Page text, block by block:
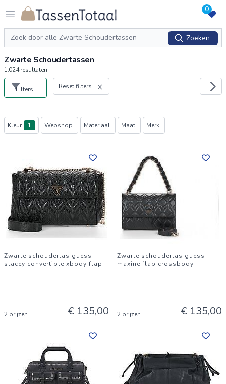
Open menu
Logo Tassentotaal.nl 0
Zoeken
Zoeken
Zwarte Schoudertassen
1.024resultaten
Filters Reset filters
Producten
Kleur 1 Webshop Materiaal Maat Merk
Zwarte schoudertas guess
stacey convertible xbody flap
2 prijzen € 135,00
Zwarte schoudertas guess
maxine flap crossbody
2 prijzen € 135,00